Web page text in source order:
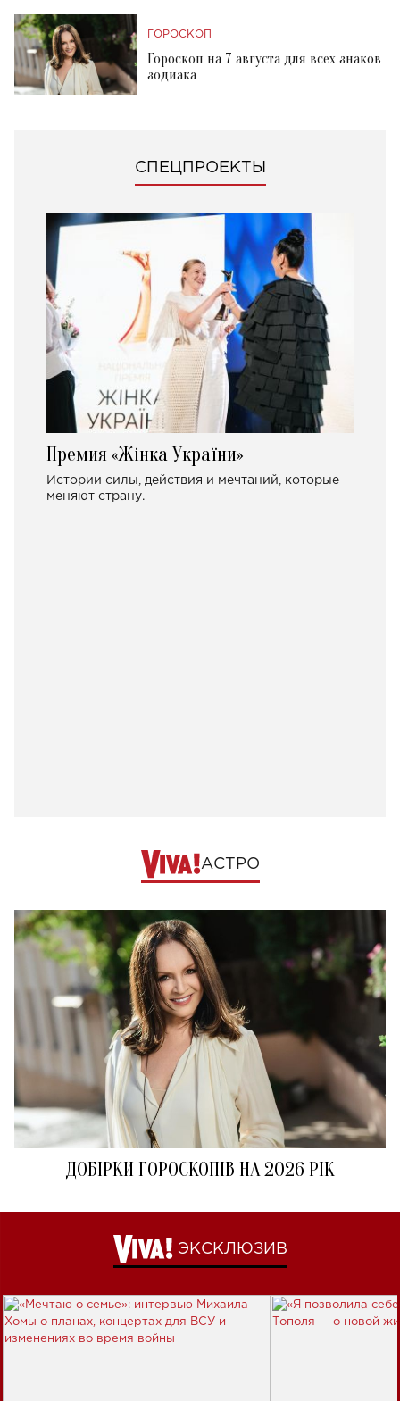
ГОРОСКОП
Гороскоп на 7 августа для всех знаков
зодиака
СПЕЦПРОЕКТЫ
Премия «Жінка України»
Истории силы, действия и мечтаний, которые
меняют страну.
АСТРО
ДОБІРКИ ГОРОСКОПІВ НА 2026 РІК
ЭКСКЛЮЗИВ